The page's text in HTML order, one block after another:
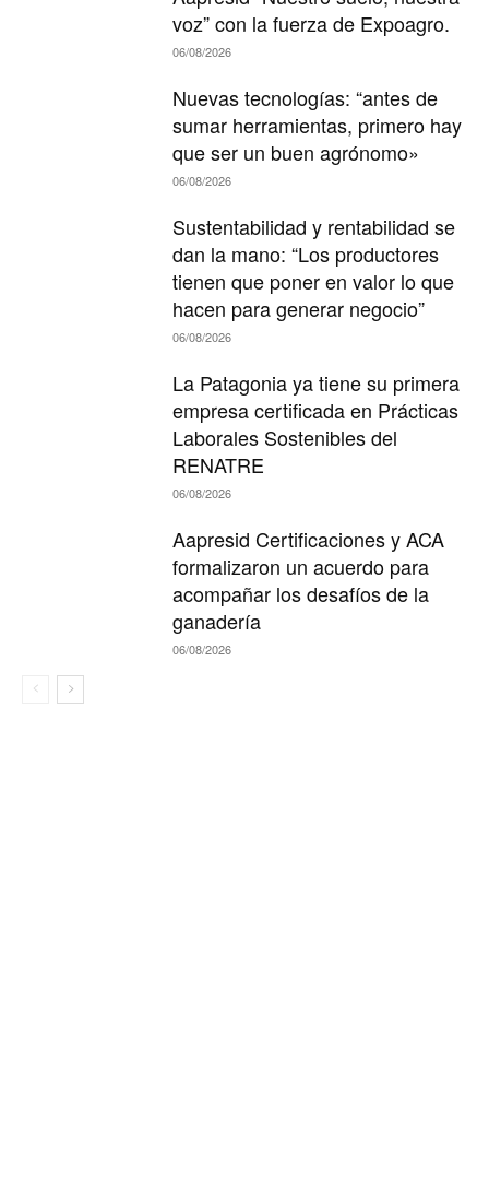
voz” con la fuerza de Expoagro.
06/08/2026
Nuevas tecnologías: “antes de
sumar herramientas, primero hay
que ser un buen agrónomo»
06/08/2026
Sustentabilidad y rentabilidad se
dan la mano: “Los productores
tienen que poner en valor lo que
hacen para generar negocio”
06/08/2026
La Patagonia ya tiene su primera
empresa certificada en Prácticas
Laborales Sostenibles del
RENATRE
06/08/2026
Aapresid Certificaciones y ACA
formalizaron un acuerdo para
acompañar los desafíos de la
ganadería
06/08/2026